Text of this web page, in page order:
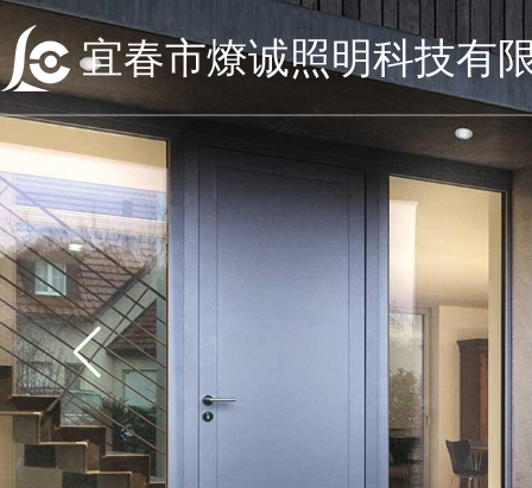
宜春市燎诚照明科技有